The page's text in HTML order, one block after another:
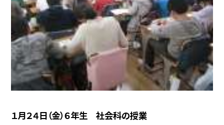
１月２４日（金）６年生 社会科の授業